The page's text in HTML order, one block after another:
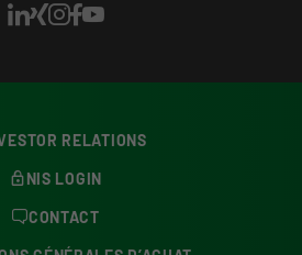
RELATIONS
NIS LOGIN
CONTACT